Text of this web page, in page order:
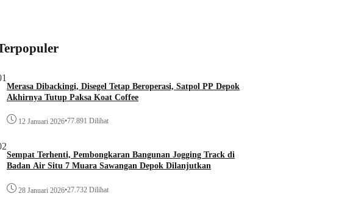
Merasa Dibackingi, Disegel Tetap Beroperasi, Satpol PP Depok
Akhirnya Tutup Paksa Koat Coffee
12 Januari 2026•77.891 Dilihat
Sempat Terhenti, Pembongkaran Bangunan Jogging Track di
Badan Air Situ 7 Muara Sawangan Depok Dilanjutkan
28 Januari 2026•27.732 Dilihat